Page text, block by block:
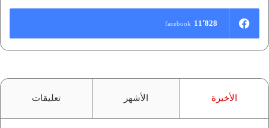
11٬828 facebook
الأخيرة الأشهر تعليقات